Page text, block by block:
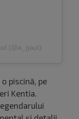
(@a_gaut)
piscină, pe
Kentia.